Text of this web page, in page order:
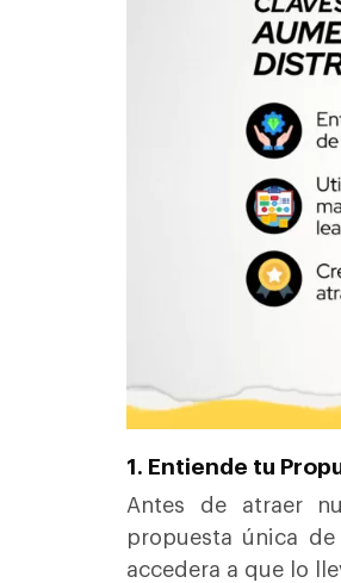
1. Entiende tu
Antes de atraer
propuesta única
accedera a que lo